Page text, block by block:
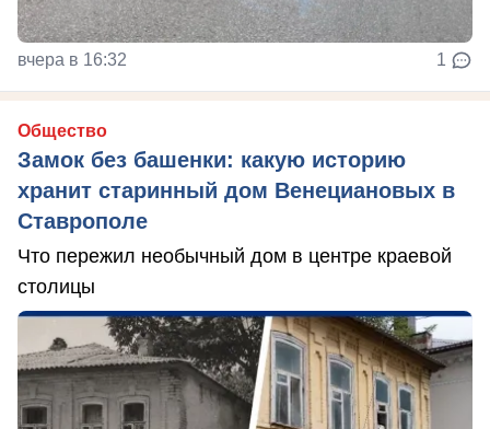
вчера в 16:32 1
Общество
Замок без башенки: какую историю
хранит старинный дом Венециановых в
Ставрополе
Что пережил необычный дом в центре краевой
столицы